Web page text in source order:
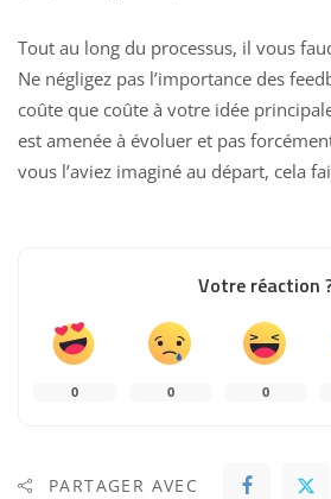
Tout au long du processus, il vous
Ne négligez pas l’importance des
coûte que coûte à votre idée
est amenée à évoluer et pas
vous l’aviez imaginé au départ, cela
Votre réaction
0 0 0
PARTAGER AVEC